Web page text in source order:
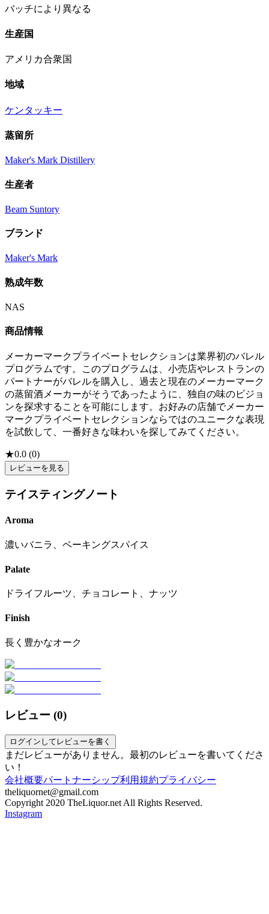
バッチにより異なる
生産国
アメリカ合衆国
地域
ケンタッキー
蒸留所
Maker's Mark Distillery
生産者
Beam Suntory
ブランド
Maker's Mark
熟成年数
NAS
商品情報
メーカーマークプライベートセレクションは業界初のバレル
プログラムです。このプログラムは、小売店やレストランの
パートナーがバレルを購入し、過去と現在のメーカーマーク
の蒸留酒メーカーがそうであったように、独自の味のビジョ
ンを探求することを可能にします。お好みの店舗でメーカー
マークプライベートセレクションならではのユニークな表現
を試飲して、一番好きな味わいを探してみてください。
★0.0 (0)
レビューを見る
テイスティングノート
Aroma
濃いバニラ、ベーキングスパイス
Palate
ドライフルーツ、チョコレート、ナッツ
Finish
長く豊かなオーク
レビュー (0)
ログインしてレビューを書く
まだレビューがありません。最初のレビューを書いてくださ
い！
会社概要パートナーシップ利用規約プライバシー
theliquornet@gmail.com
Copyright 2020 TheLiquor.net All Rights Reserved.
Instagram